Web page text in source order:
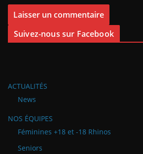
Suivez-nous sur Facebook
ACTUALITÉS
News
NOS ÉQUIPES
Féminines +18 et -18 Rhinos
Seniors